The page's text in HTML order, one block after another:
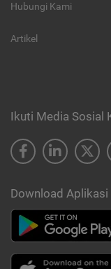
Hubungi Kami
Artikel
Ikuti Media Sosial
Download Aplikasi